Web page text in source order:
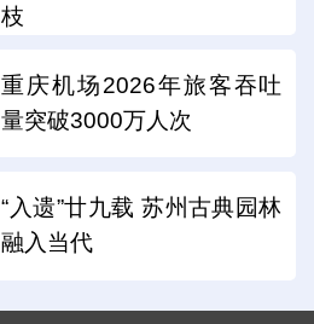
枝
重庆机场2026年旅客吞吐
量突破3000万人次
“入遗”廿九载 苏州古典园林
融入当代